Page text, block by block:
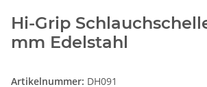
Hi-Grip
mm Edelstahl
Artikelnummer: DH091